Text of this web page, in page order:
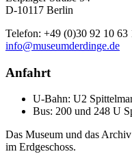
D-10117 Berlin
Telefon: +49 (0)30 92 10 63
info@museumderdinge.de
Anfahrt
U-Bahn: U2
Bus: 200 und 248 U
Das Museum und das
im Erdgeschoss.